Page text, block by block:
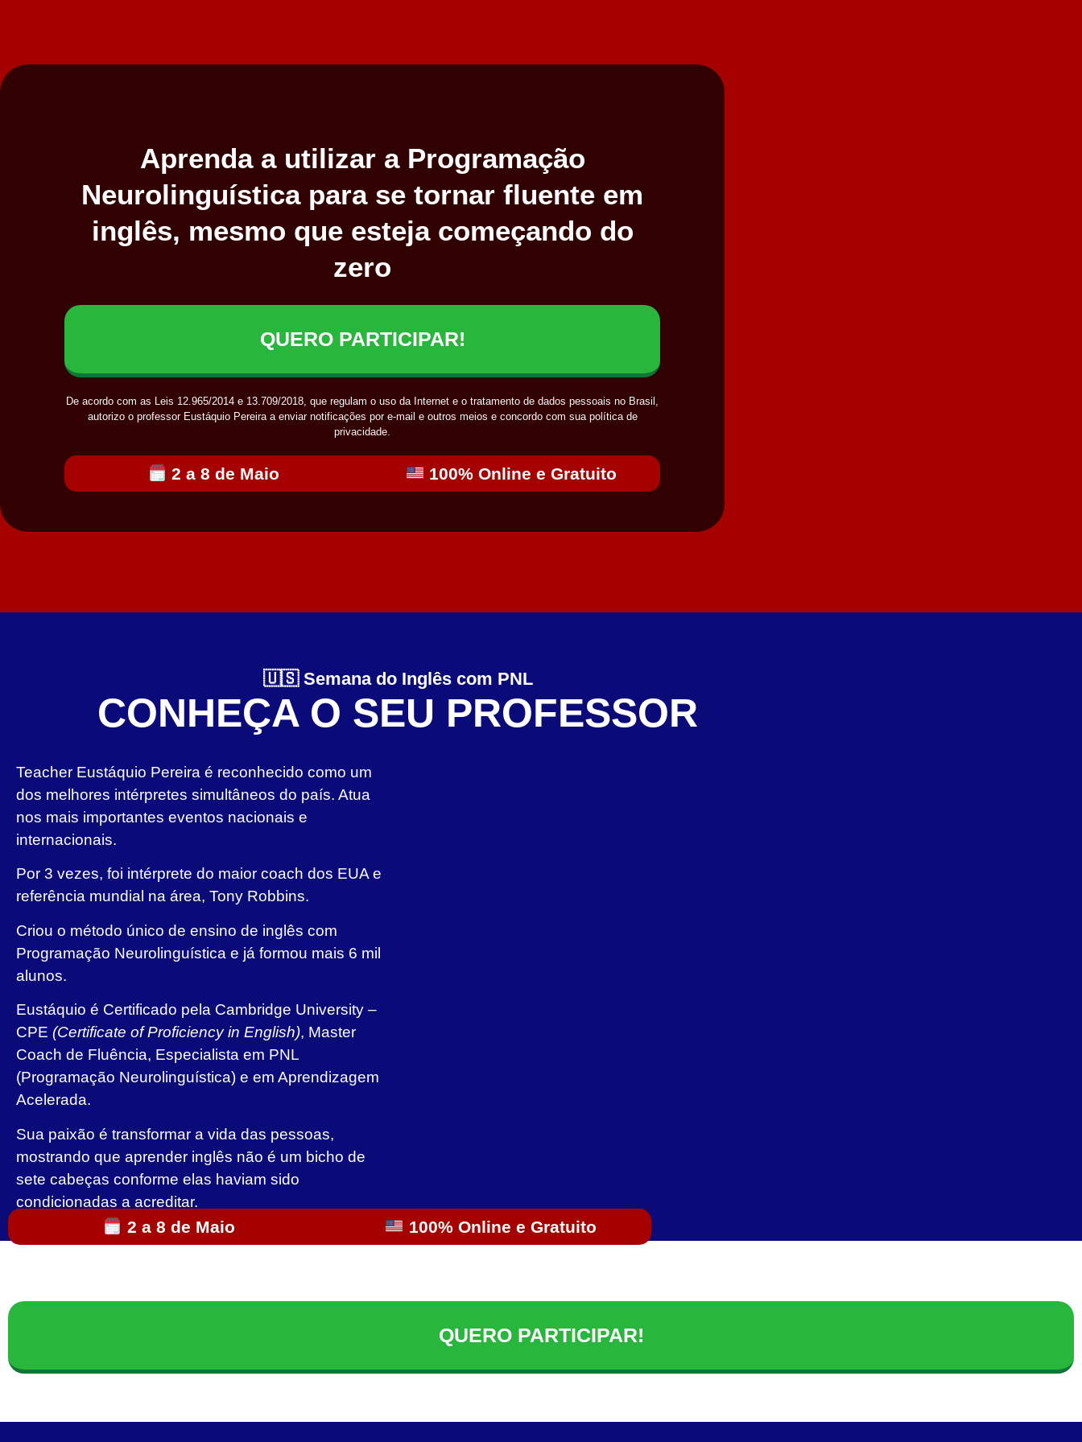
Aprenda a utilizar a Programação
Neurolinguística para se tornar fluente em
inglês, mesmo que esteja começando do
zero
QUERO PARTICIPAR!
De acordo com as Leis 12.965/2014 e 13.709/2018, que regulam o uso da Internet e o tratamento de dados pessoais no Brasil,
autorizo o professor Eustáquio Pereira a enviar notificações por e-mail e outros meios e concordo com sua política de
privacidade.
2 a 8 de Maio 100% Online e Gratuito
🇺🇸 Semana do Inglês com PNL
CONHEÇA O SEU PROFESSOR
Teacher Eustáquio Pereira é reconhecido como um
dos melhores intérpretes simultâneos do país. Atua
nos mais importantes eventos nacionais e
internacionais.
Por 3 vezes, foi intérprete do maior coach dos EUA e
referência mundial na área, Tony Robbins.
Criou o método único de ensino de inglês com
Programação Neurolinguística e já formou mais 6 mil
alunos.
Eustáquio é Certificado pela Cambridge University –
CPE (Certificate of Proficiency in English), Master
Coach de Fluência, Especialista em PNL
(Programação Neurolinguística) e em Aprendizagem
Acelerada.
Sua paixão é transformar a vida das pessoas,
mostrando que aprender inglês não é um bicho de
sete cabeças conforme elas haviam sido
condicionadas a acreditar.
2 a 8 de Maio 100% Online e Gratuito
QUERO PARTICIPAR!